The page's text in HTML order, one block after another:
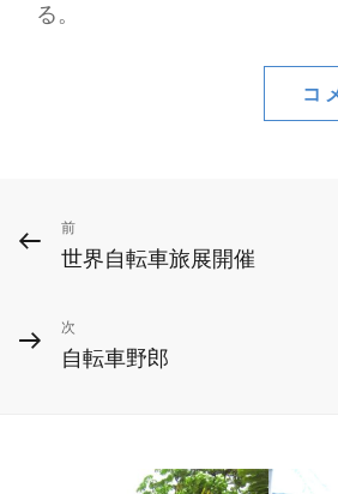
る。
投
稿
ナ
ビ
前
の
稿
前
世界自転車旅展開催
次
の
次
自転車野郎